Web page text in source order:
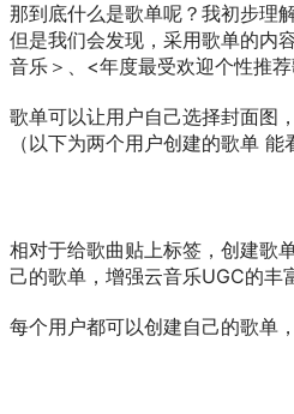
那到底什么是歌单呢？我初步理
但是我们会发现，采用歌单的内
音乐＞、<年度最受欢迎个性推荐
歌单可以让用户自己选择封面图
（以下为两个用户创建的歌单 能
相对于给歌曲贴上标签，创建歌
己的歌单，增强云音乐UGC的丰
每个用户都可以创建自己的歌单